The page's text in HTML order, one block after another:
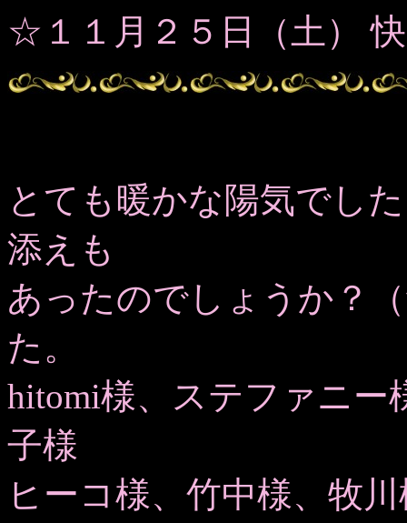
☆１１月２５日（土）
とても暖かな陽気でし
添えも
あったのでしょうか？
た。
hitomi様、ステファニー
子様
ヒーコ様、竹中様、牧